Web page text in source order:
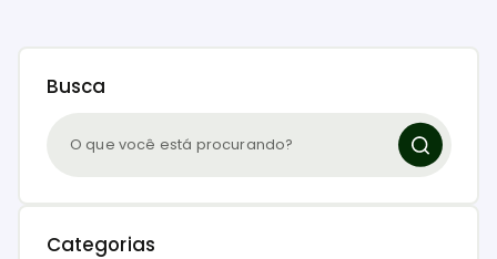
Busca
Categorias